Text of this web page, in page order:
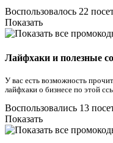
Воспользовалось 22
Показать
Лайфхаки и полезные
У вас есть возможность
лайфхаки о бизнесе по этой
Воспользовались 13
Показать